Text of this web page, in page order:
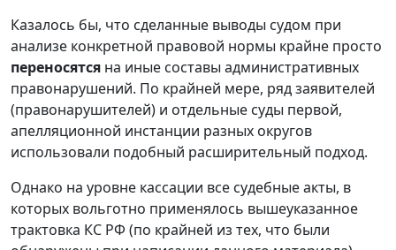
Казалось бы, что сделанные выводы судом при
анализе конкретной правовой нормы крайне просто
переносятся на иные составы административных
правонарушений. По крайней мере, ряд заявителей
(правонарушителей) и отдельные суды первой,
апелляционной инстанции разных округов
использовали подобный расширительный подход.
Однако на уровне кассации все судебные акты, в
которых вольготно применялось вышеуказанное
трактовка КС РФ (по крайней из тех, что были